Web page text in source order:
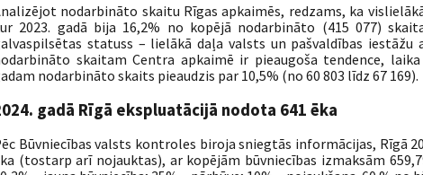
nodarbināto skaitu Rīgas apkaimēs, redzams, ka
2023. gadā bija 16,2% no kopējā nodarbināto (415 077)
statuss – lielākā daļa valsts un pašvaldības
skaitam Centra apkaimē ir pieaugoša tendence,
nodarbināto skaits pieaudzis par 10,5% (no 60 803 līdz 67 169).
gadā Rīgā ekspluatācijā nodota 641 ēka
Būvniecības valsts kontroles biroja sniegtās informācijas, Rīgā
(tostarp arī nojauktas), ar kopējām būvniecības izmaksām